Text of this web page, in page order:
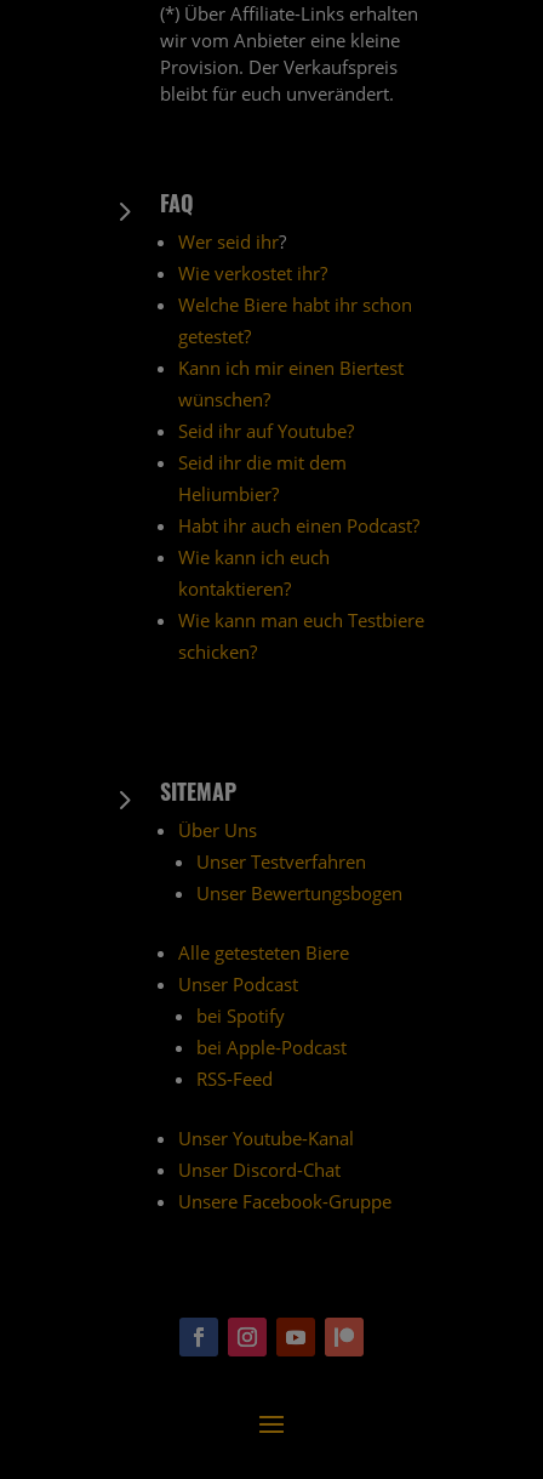
(*) Über Affiliate-Links erhalten
wir vom Anbieter eine kleine
Provision. Der Verkaufspreis
bleibt für euch unverändert.
5 FAQ
Wer seid ihr?
Wie verkostet ihr?
Welche Biere habt ihr schon
getestet?
Kann ich mir einen Biertest
wünschen?
Seid ihr auf Youtube?
Seid ihr die mit dem
Heliumbier?
Habt ihr auch einen Podcast?
Wie kann ich euch
kontaktieren?
Wie kann man euch Testbiere
schicken?
5 SITEMAP
Über Uns
Unser Testverfahren
Unser Bewertungsbogen
Alle getesteten Biere
Unser Podcast
bei Spotify
bei Apple-Podcast
RSS-Feed
Unser Youtube-Kanal
Unser Discord-Chat
Unsere Facebook-Gruppe